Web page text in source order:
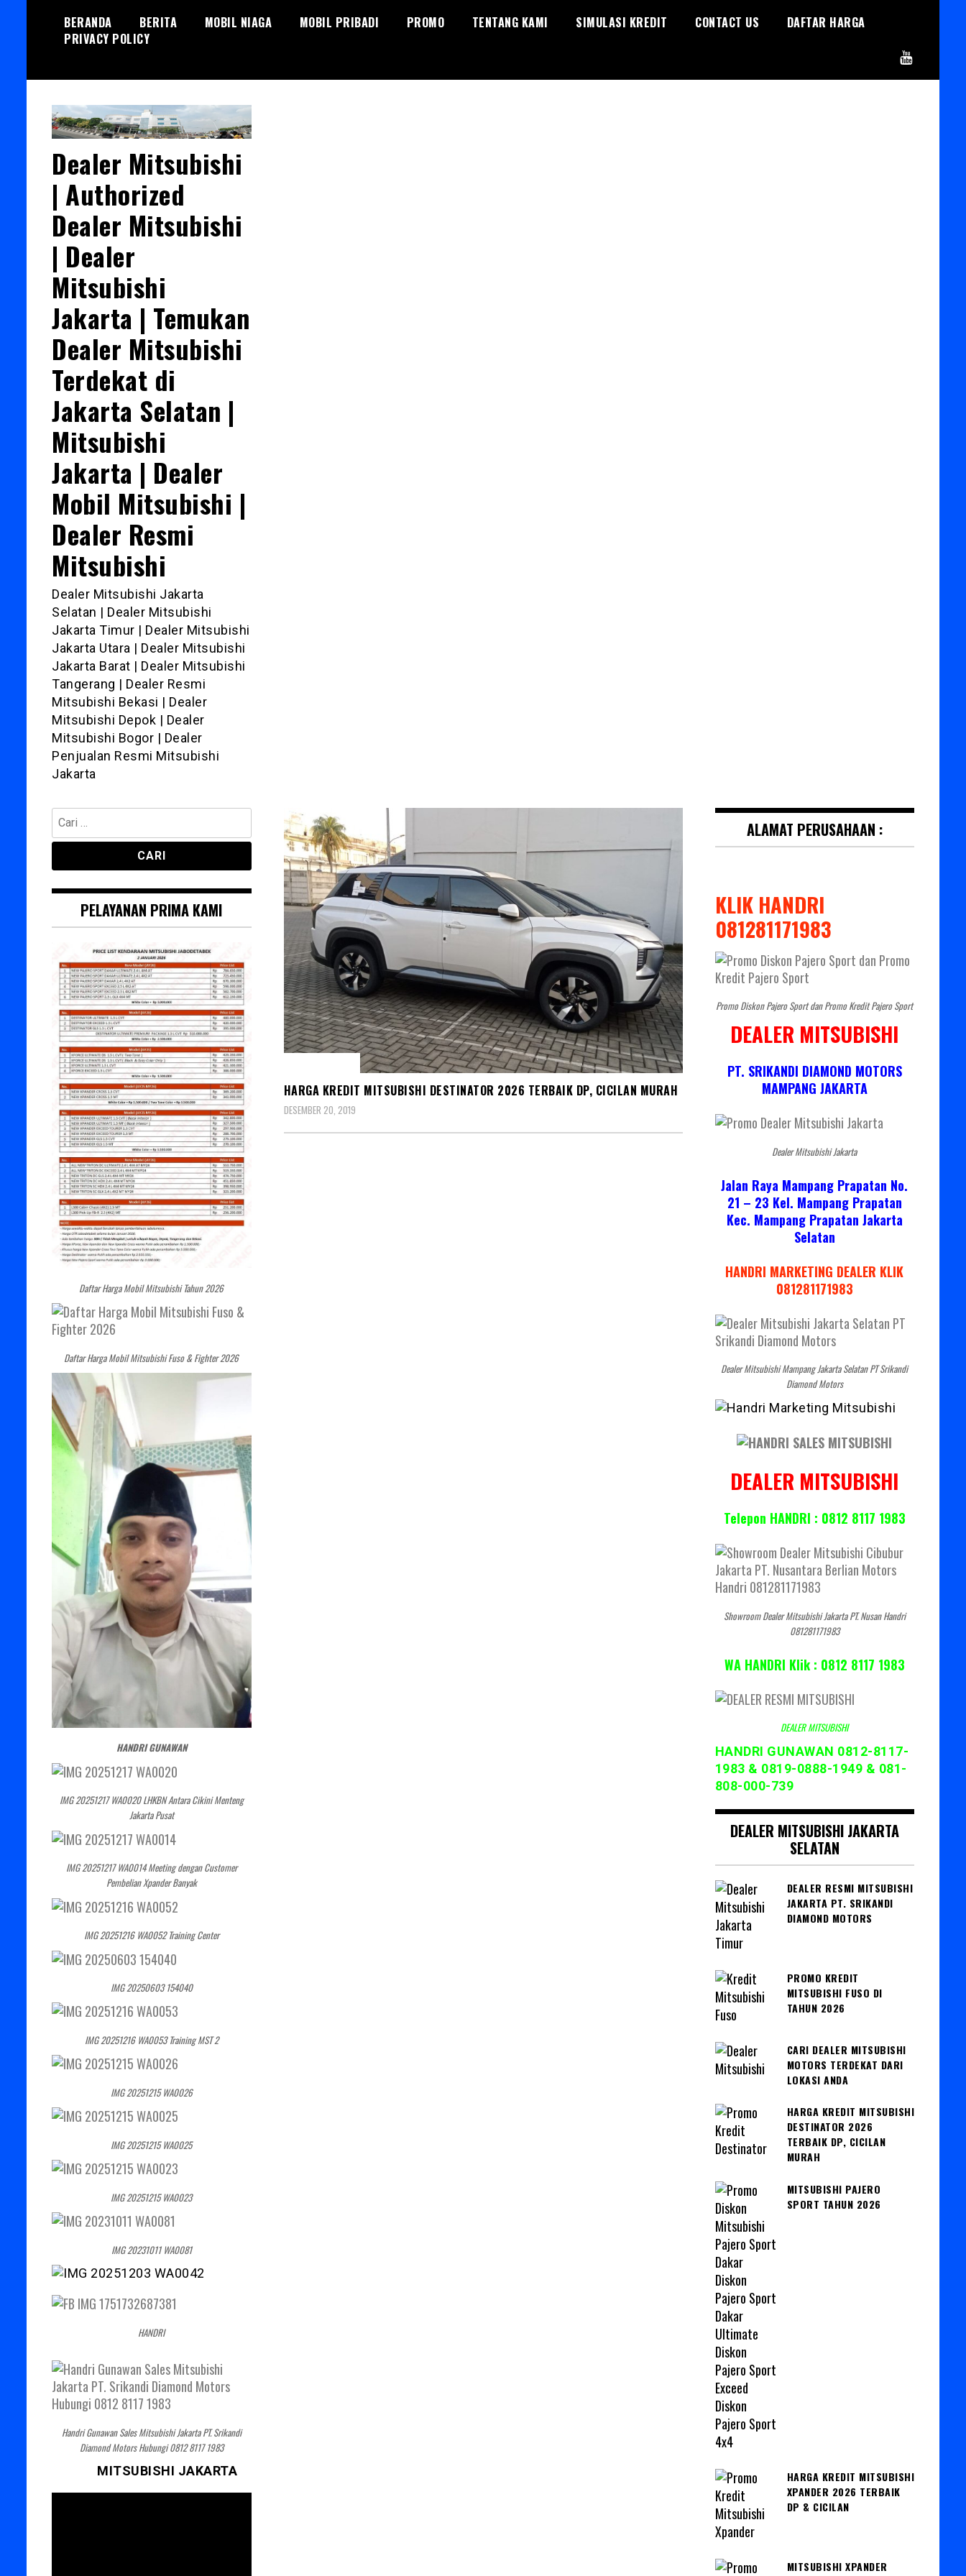
BERANDA BERITA MOBIL NIAGA MOBIL PRIBADI PROMO TENTANG KAMI SIMULASI KREDIT CONTACT US
DAFTAR HARGA
PRIVACY POLICY
Dealer Mitsubishi
| Authorized
Dealer Mitsubishi
| Dealer
Mitsubishi
Jakarta | Temukan
Dealer Mitsubishi
Terdekat di
Jakarta Selatan |
Mitsubishi
Jakarta | Dealer
Mobil Mitsubishi |
Dealer Resmi
Mitsubishi
Dealer Mitsubishi Jakarta
Selatan | Dealer Mitsubishi
Jakarta Timur | Dealer Mitsubishi
Jakarta Utara | Dealer Mitsubishi
Jakarta Barat | Dealer Mitsubishi
Tangerang | Dealer Resmi
Mitsubishi Bekasi | Dealer
Mitsubishi Depok | Dealer
Mitsubishi Bogor | Dealer
Penjualan Resmi Mitsubishi
Jakarta
HARGA KREDIT MITSUBISHI DESTINATOR 2026 TERBAIK DP, CICILAN MURAH
DESEMBER 20, 2019
Cari
untuk:
PELAYANAN PRIMA KAMI
Daftar Harga Mobil Mitsubishi Tahun 2026
Daftar Harga Mobil Mitsubishi Fuso & Fighter 2026
HANDRI GUNAWAN
IMG 20251217 WA0020 LHKBN Antara Cikini Menteng
Jakarta Pusat
IMG 20251217 WA0014 Meeting dengan Customer
Pembelian Xpander Banyak
IMG 20251216 WA0052 Training Center
IMG 20250603 154040
IMG 20251216 WA0053 Training MST 2
IMG 20251215 WA0026
IMG 20251215 WA0025
IMG 20251215 WA0023
IMG 20231011 WA0081
HANDRI
Handri Gunawan Sales Mitsubishi Jakarta PT. Srikandi
Diamond Motors Hubungi 0812 8117 1983
MITSUBISHI JAKARTA
ALAMAT PERUSAHAAN :
KLIK HANDRI
081281171983
Promo Diskon Pajero Sport dan Promo Kredit Pajero Sport
DEALER MITSUBISHI
PT. SRIKANDI DIAMOND MOTORS
MAMPANG JAKARTA
Dealer Mitsubishi Jakarta
Jalan Raya Mampang Prapatan No.
21 – 23 Kel. Mampang Prapatan
Kec. Mampang Prapatan Jakarta
Selatan
HANDRI MARKETING DEALER KLIK
081281171983
Dealer Mitsubishi Mampang Jakarta Selatan PT Srikandi
Diamond Motors
DEALER MITSUBISHI
Telepon HANDRI : 0812 8117 1983
Showroom Dealer Mitsubishi Jakarta PT. Nusan Handri
081281171983
WA HANDRI Klik : 0812 8117 1983
DEALER MITSUBISHI
HANDRI GUNAWAN 0812-8117-
1983 & 0819-0888-1949 & 081-
808-000-739
DEALER MITSUBISHI JAKARTA
SELATAN
DEALER RESMI MITSUBISHI
JAKARTA PT. SRIKANDI
DIAMOND MOTORS
PROMO KREDIT
MITSUBISHI FUSO DI
TAHUN 2026
CARI DEALER MITSUBISHI
MOTORS TERDEKAT DARI
LOKASI ANDA
HARGA KREDIT MITSUBISHI
DESTINATOR 2026
TERBAIK DP, CICILAN
MURAH
MITSUBISHI PAJERO
SPORT TAHUN 2026
HARGA KREDIT MITSUBISHI
XPANDER 2026 TERBAIK
DP & CICILAN
MITSUBISHI XPANDER